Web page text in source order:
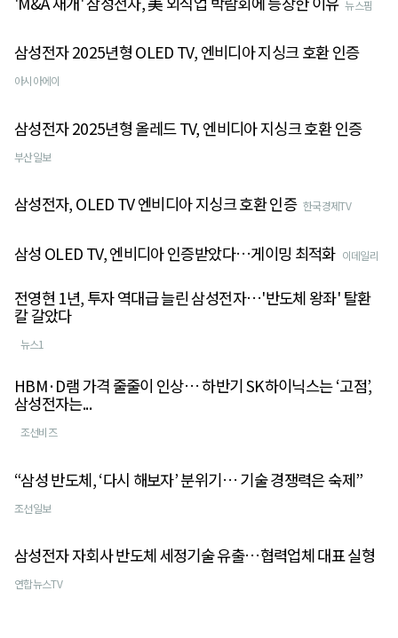
뉴스핌
삼성전자 2025년형 OLED TV, 엔비디아 지싱크 호환 인증
아시아에이
삼성전자 2025년형 올레드 TV, 엔비디아 지싱크 호환 인증
부산일보
삼성전자, OLED TV 엔비디아 지싱크 호환 인증 한국경제TV
삼성 OLED TV, 엔비디아 인증받았다…게이밍 최적화 이데일리
전영현 1년, 투자 역대급 늘린 삼성전자…'반도체 왕좌' 탈환
칼 갈았다
뉴스1
HBM·D램 가격 줄줄이 인상… 하반기 SK하이닉스는 ‘고점’,
삼성전자는...
조선비즈
“삼성 반도체, ‘다시 해보자’ 분위기… 기술 경쟁력은 숙제”
조선일보
삼성전자 자회사 반도체 세정기술 유출…협력업체 대표 실형
연합뉴스TV